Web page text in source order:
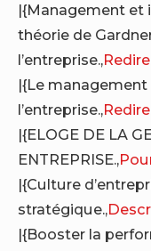
|{Management et
théorie de
l’entreprise.,
|{Le
l’entreprise.,
|{ELOGE DE LA
ENTREPRISE.,
|{Culture
stratégique.,
|{Booster la